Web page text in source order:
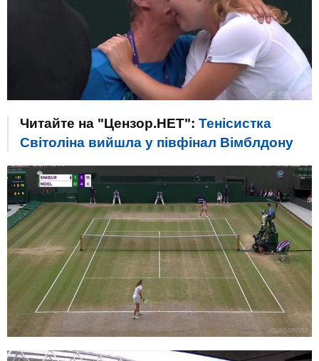
Читайте на "Цензор.НЕТ": Тенісистка
Світоліна вийшла у півфінал Вімблдону